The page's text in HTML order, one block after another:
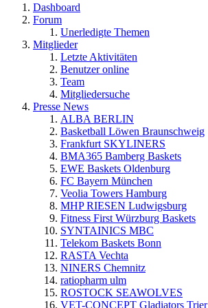
Dashboard
Forum
Unerledigte Themen
Mitglieder
Letzte Aktivitäten
Benutzer online
Team
Mitgliedersuche
Presse News
ALBA BERLIN
Basketball Löwen Braunschweig
Frankfurt SKYLINERS
BMA365 Bamberg Baskets
EWE Baskets Oldenburg
FC Bayern München
Veolia Towers Hamburg
MHP RIESEN Ludwigsburg
Fitness First Würzburg Baskets
SYNTAINICS MBC
Telekom Baskets Bonn
RASTA Vechta
NINERS Chemnitz
ratiopharm ulm
ROSTOCK SEAWOLVES
VET-CONCEPT Gladiators Trier